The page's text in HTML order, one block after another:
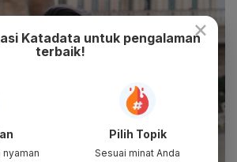
×
Katadata untuk pengalaman
terbaik!
Pilih Topik
Sesuai minat Anda